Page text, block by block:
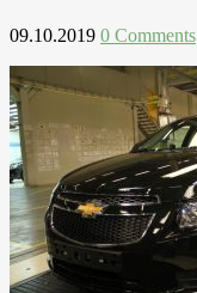
09.10.2019 0 Comments